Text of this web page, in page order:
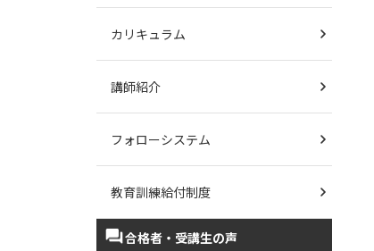
カリキュラム
講師紹介
フォローシステム
教育訓練給付制度
合格者・受講生の声